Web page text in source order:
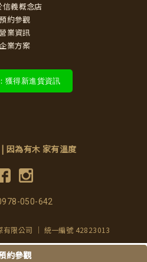
信義概念店
約參觀
營業資訊
企業方案
獲得新進貨資訊
因為有木 家有溫度
050-642
限公司 ｜ 統一編號 42823013
約參觀